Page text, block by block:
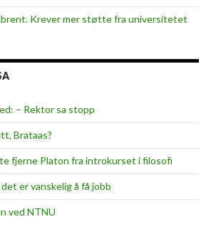
i
n
a
a
r
t
n
e
r
v
Krever mer støtte fra universitetet
– Rektor sa stopp
Brataas?
fjerne Platon fra introkurset i filosofi
er vanskelig å få jobb
ved NTNU